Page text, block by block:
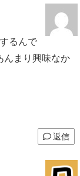
るんで
んまり興味なか
返信